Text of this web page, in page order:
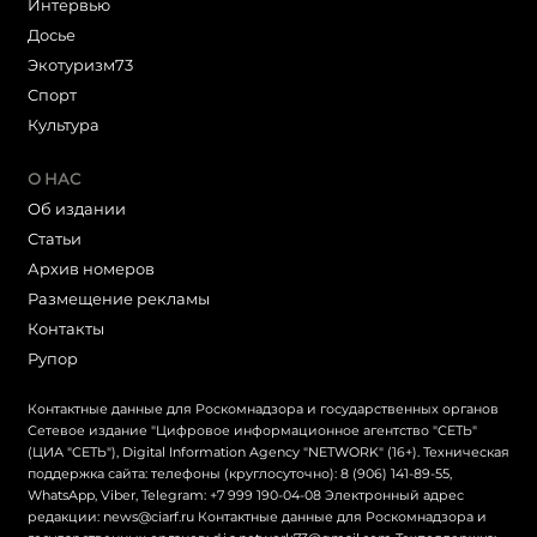
Интервью
Досье
Экотуризм73
Cпорт
Культура
О НАС
Об издании
Статьи
Архив номеров
Размещение рекламы
Контакты
Рупор
Контактные данные для Роскомнадзора и государственных органов
Сетевое издание "Цифровое информационное агентство "СЕТЬ"
(ЦИА "СЕТЬ"), Digital Information Agency "NETWORK" (16+). Техническая
поддержка сайта: телефоны (круглосуточно): 8 (906) 141-89-55,
WhatsApp, Viber, Telegram: +7 999 190-04-08 Электронный адрес
редакции: news@ciarf.ru Контактные данные для Роскомнадзора и